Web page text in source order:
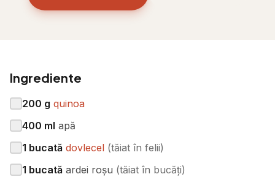
Ingrediente
200 g quinoa
400 ml apă
1 bucată dovlecel (tăiat în felii)
1 bucată ardei roșu (tăiat în bucăți)